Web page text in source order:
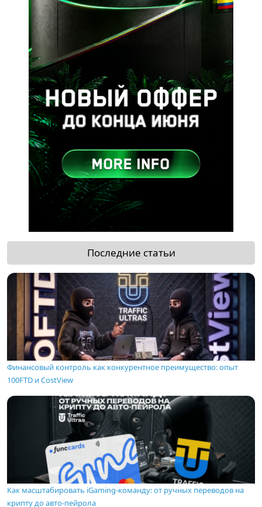
Последние статьи
Финансовый контроль как конкурентное преимущество: опыт
100FTD и CostView
Как масштабировать iGaming-команду: от ручных переводов на
крипту до авто-пейрола